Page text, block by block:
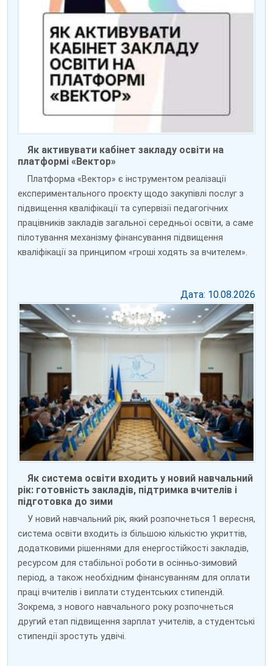
Як активувати кабінет закладу освіти на
платформі «Вектор»
Платформа «Вектор» є інструментом реалізації
експериментального проєкту щодо закупівлі послуг з
підвищення кваліфікації та супервізії педагогічних
працівників закладів загальної середньої освіти, а саме
пілотування механізму фінансування підвищення
кваліфікації за принципом «гроші ходять за вчителем».
Дата: 10.08.2026
Як система освіти входить у новий навчальний
рік: готовність закладів, підтримка вчителів і
підготовка до зими
У новий навчальний рік, який розпочнеться 1 вересня,
система освіти входить із більшою кількістю укриттів,
додатковими рішеннями для енергостійкості закладів,
ресурсом для стабільної роботи в осінньо-зимовий
період, а також необхідним фінансуванням для оплати
праці вчителів і виплати студентських стипендій.
Зокрема, з нового навчального року розпочнеться
другий етап підвищення зарплат учителів, а студентські
стипендії зростуть удвічі.